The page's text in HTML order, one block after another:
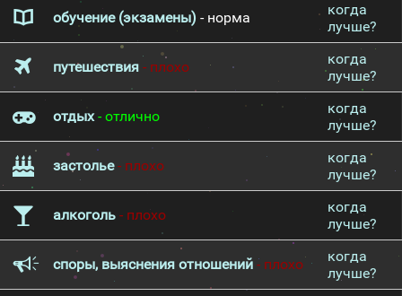
обучение (экзамены) - норма
когда
лучше?
путешествия - плохо
когда
лучше?
отдых- отлично
когда
лучше?
застолье- плохо
когда
лучше?
алкоголь - плохо
когда
лучше?
споры, выяснения отношений - плохо
когда
лучше?